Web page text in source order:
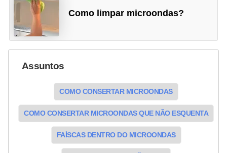
Como limpar microondas?
Assuntos
COMO CONSERTAR MICROONDAS
COMO CONSERTAR MICROONDAS QUE NÃO ESQUENTA
FAÍSCAS DENTRO DO MICROONDAS